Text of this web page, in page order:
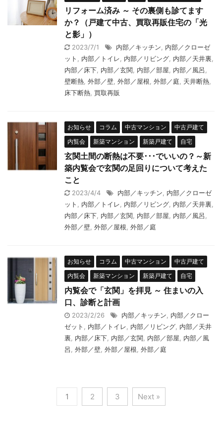
リフォーム済み ～ その裏側も診てます
か？（戸建て中古、買取再販住宅の「光
と影」）
2023/7/1 内部／キッチン
内部／クローゼ
ット
内部／トイレ 内部／リビング 内部／天井裏
内部／床下 内部／玄関 内部／部屋 内部／風呂
壁断熱 外部／壁 外部／屋根 外部／庭 天井断熱
床下断熱 買取再販
お知らせ コラム 中古マンション
中古戸建て
内覧会
新築マンション 新築戸建て 自宅
玄関土間の断熱は不要･･･でいいの？～新
築内覧会で玄関の足回りについて考えた
こと
2023/4/4 内部／キッチン
内部／クローゼ
ット
内部／トイレ 内部／リビング 内部／天井裏
内部／床下 内部／玄関 内部／部屋 内部／風呂
外部／壁 外部／屋根 外部／庭
お知らせ コラム 中古マンション
中古戸建て
内覧会
新築マンション 新築戸建て 自宅
内覧会で「玄関」を拝見 ～ 住まいの入
口、診断と計画
2023/2/26 内部／キッチン
内部／クロー
ゼット
内部／トイレ 内部／リビング 内部／天井
裏
内部／床下 内部／玄関 内部／部屋
内部／風
呂
外部／壁 外部／屋根 外部／庭
1 2 3 Next »